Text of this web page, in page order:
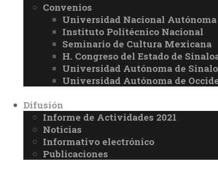
Convenios
Universidad Nacional
Instituto Politécnico Nacional
Seminario de Cultura Mexicana
H. Congreso del Estado de
Universidad Autónoma de
Universidad Autónoma de
Difusión
Informe de Actividades 2021
Noticias
Informativo electrónico
Publicaciones